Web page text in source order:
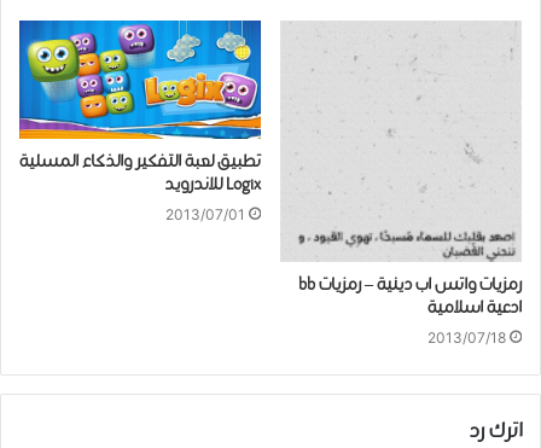
رمزيات واتس اب دينية – رمزيات bb
ادعية اسلامية
2013/07/18
تطبيق لعبة التفكير والذكاء المسلية
Logix للاندرويد
2013/07/01
اترك رد